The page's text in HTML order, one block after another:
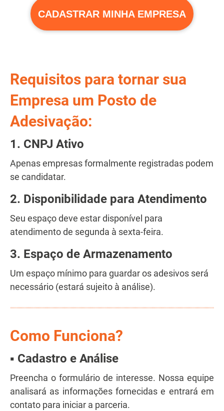
CADASTRAR MINHA EMPRESA
Requisitos para tornar sua
Empresa um Posto de
Adesivação:
1. CNPJ Ativo
Apenas empresas formalmente registradas podem
se candidatar.
2. Disponibilidade para Atendimento
Seu espaço deve estar disponível para
atendimento de segunda à sexta-feira.
3. Espaço de Armazenamento
Um espaço mínimo para guardar os adesivos será
necessário (estará sujeito à análise).
Como Funciona?
▪ Cadastro e Análise
Preencha o formulário de interesse. Nossa equipe
analisará as informações fornecidas e entrará em
contato para iniciar a parceria.